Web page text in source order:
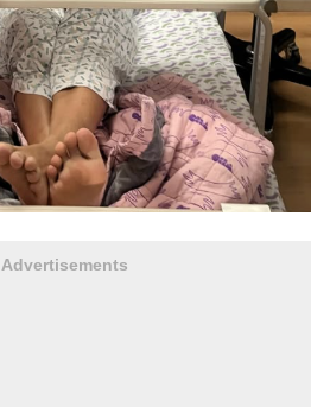
Advertisements